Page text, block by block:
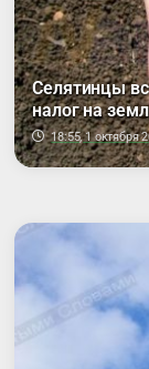
Селятинцы
налог на
18:55, 1 октября